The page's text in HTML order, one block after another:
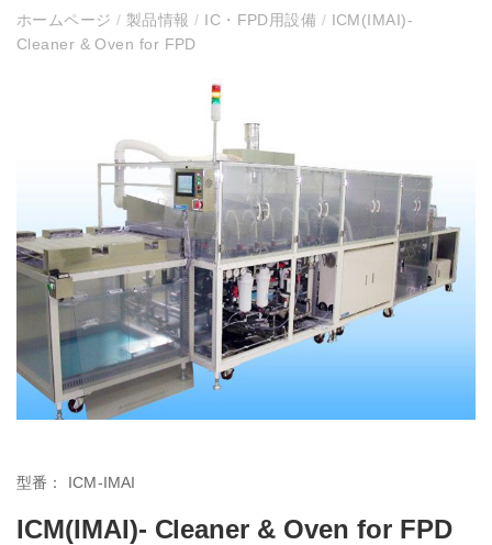
ホームページ/ 製品情報/ IC・FPD用設備 / ICM(IMAI)-
Cleaner & Oven for FPD
型番： ICM-IMAI
ICM(IMAI)- Cleaner & Oven for FPD